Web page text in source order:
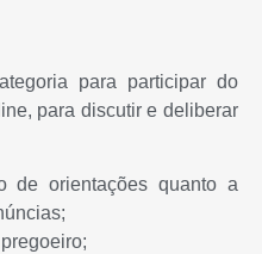
para participar do
para discutir e deliberar
de orientações quanto a